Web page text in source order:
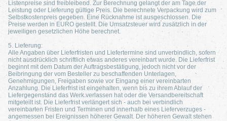
Listenpreise sind freibleibend. Zur Berechnung gelangt der am Tage der
Leistung oder Lieferung gültige Preis. Die berechnete Verpackung wird zum
Selbstkostenpreis gegeben. Eine Rücknahme ist ausgeschlossen. Die
Preise werden in EURO gestellt. Die Umsatzsteuer wird zusätzlich in der
jeweiligen gesetzlichen Höhe berechnet.
5. Lieferung:
Alle Angaben über Lieferfristen und Liefertermine sind unverbindlich, sofern
nicht ausdrücklich schriftlich etwas anderes vereinbart wurde. Die Lieferfrist
beginnt mit dem Datum der Auftragsbestätigung, jedoch nicht vor der
Beibringung der vom Besteller zu beschaffenden Unterlagen,
Genehmigungen, Freigaben sowie vor Eingang einer vereinbarten
Anzahlung. Die Lieferfrist ist eingehalten, wenn bis zu ihrem Ablauf der
Liefergegenstand das Werk verlassen hat oder die Versandbereitschaft
mitgeteilt ist. Die Lieferfrist verlängert sich - auch bei verbindlich
vereinbarten Fristen und Terminen und innerhalb eines Lieferverzuges -
angemessen bei Ereignissen höherer Gewalt. Der höheren Gewalt stehen